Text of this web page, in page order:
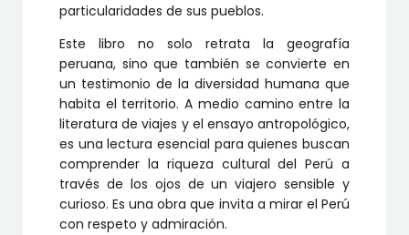
particularidades de sus pueblos.
Este libro no solo retrata la geografía
peruana, sino que también se convierte en
un testimonio de la diversidad humana que
habita el territorio. A medio camino entre la
literatura de viajes y el ensayo antropológico,
es una lectura esencial para quienes buscan
comprender la riqueza cultural del Perú a
través de los ojos de un viajero sensible y
curioso. Es una obra que invita a mirar el Perú
con respeto y admiración.